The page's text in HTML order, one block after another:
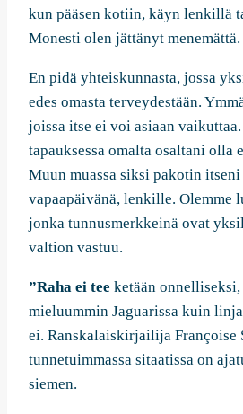
kun pääsen kotiin, käyn lenkillä
Monesti olen jättänyt menemättä.
En pidä yhteiskunnasta, jossa
edes omasta terveydestään.
joissa itse ei voi asiaan
tapauksessa omalta osaltani olla
Muun muassa siksi pakotin itseni
vapaapäivänä, lenkille. Olemme
jonka tunnusmerkkeinä ovat
valtion vastuu.
”Raha ei tee ketään
mieluummin Jaguarissa kuin
ei. Ranskalaiskirjailija Françoise
tunnetuimmassa sitaatissa on
siemen.